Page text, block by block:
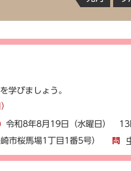
学びましょう。
令和8年8月19日（水曜日） 13
市桜馬場1丁目1番5号）